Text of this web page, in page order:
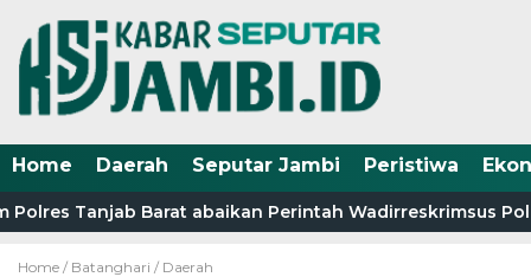
Home Daerah Seputar Jambi Peristiwa
Tanjab Barat abaikan Perintah Wadirreskrimsus
Home / Batanghari / Daerah